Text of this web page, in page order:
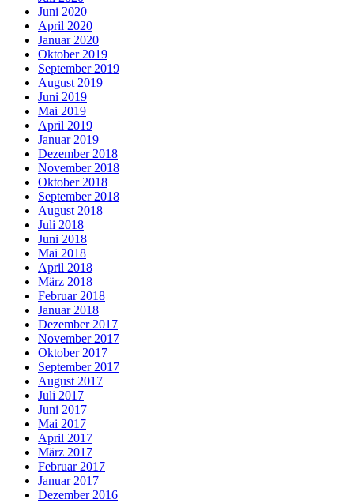
Juni 2020
April 2020
Januar 2020
Oktober 2019
September 2019
August 2019
Juni 2019
Mai 2019
April 2019
Januar 2019
Dezember 2018
November 2018
Oktober 2018
September 2018
August 2018
Juli 2018
Juni 2018
Mai 2018
April 2018
März 2018
Februar 2018
Januar 2018
Dezember 2017
November 2017
Oktober 2017
September 2017
August 2017
Juli 2017
Juni 2017
Mai 2017
April 2017
März 2017
Februar 2017
Januar 2017
Dezember 2016